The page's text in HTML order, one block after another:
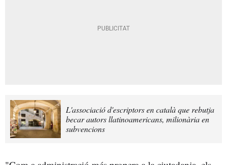
L'associació d'escriptors en català que rebutja
becar autors llatinoamericans, milionària en
subvencions